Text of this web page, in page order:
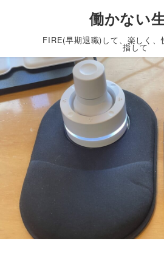
働かない
FIRE(早期退職)して、楽しく、
指して